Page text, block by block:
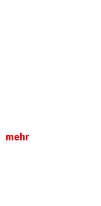
mehr